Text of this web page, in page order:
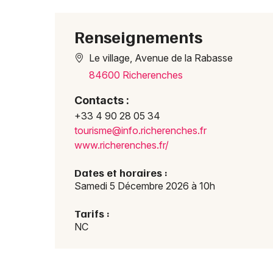
Renseignements
Le village, Avenue de la Rabasse
84600 Richerenches
Contacts :
+33 4 90 28 05 34
tourisme@info.richerenches.fr
www.richerenches.fr/
Dates et horaires :
Samedi 5 Décembre 2026 à 10h
Tarifs :
NC